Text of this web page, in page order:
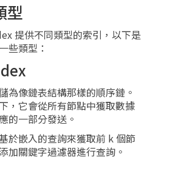
型
提供不同類型的索引，以下是
些類型：
為像鏈表結構那樣的順序鏈。
，它會從所有節點中獲取數據
的一部分發送。
於嵌入的查詢來獲取前 k 個節
加關鍵字過濾器進行查詢。